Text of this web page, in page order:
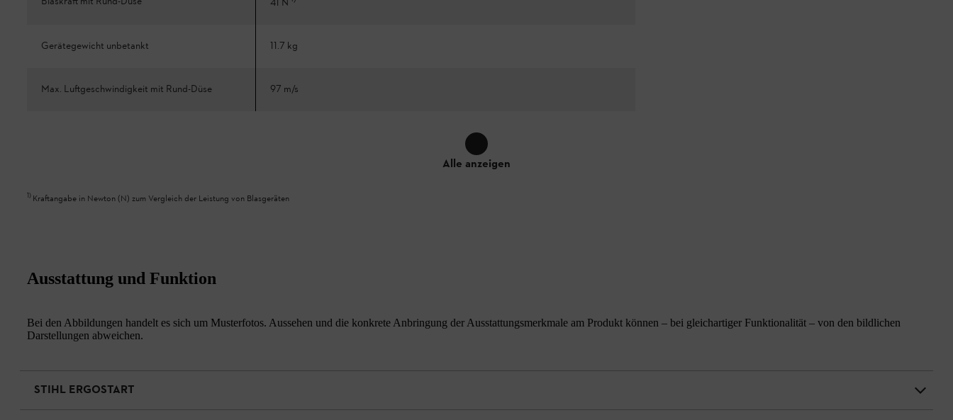
Gerätegewicht unbetankt 11.7 kg
Max. Luftgeschwindigkeit mit Rund-Düse 97 m/s
Alle anzeigen
1) Kraftangabe in Newton (N) zum Vergleich der Leistung von Blasgeräten
Ausstattung und Funktion
Bei den Abbildungen handelt es sich um Musterfotos. Aussehen und die konkrete Anbringung der Ausstattungsmerkmale am Produkt können – bei gleichartiger Funktionalität – von den bildlichen
Darstellungen abweichen.
STIHL ERGOSTART